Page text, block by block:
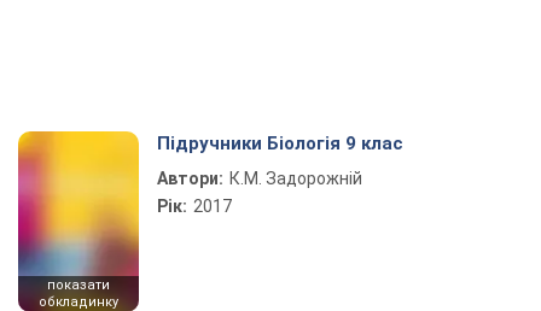
показати
обкладинку
Підручники Біологія 9 клас
Автори: К.М. Задорожній
Рік: 2017